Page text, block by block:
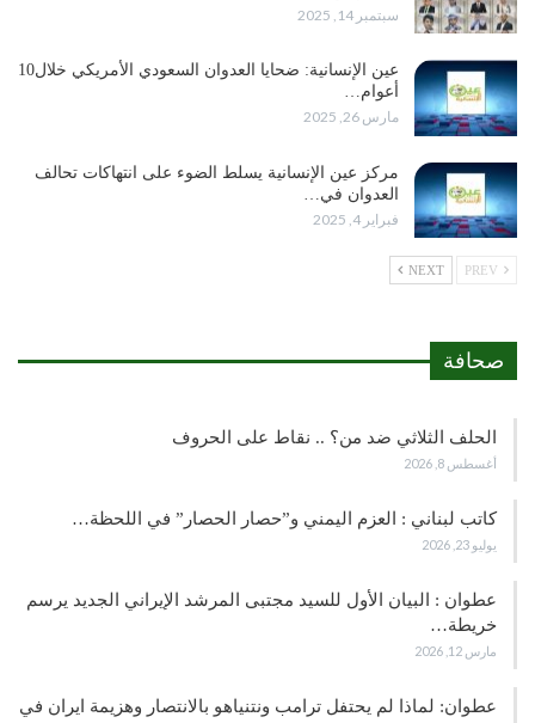
سبتمبر 14, 2025
عين الإنسانية: ضحايا العدوان السعودي الأمريكي خلال10
أعوام…
مارس 26, 2025
مركز عين الإنسانية يسلط الضوء على انتهاكات تحالف
العدوان في…
فبراير 4, 2025
NEXT
صحافة
الحلف الثلاثي ضد من؟ .. نقاط على الحروف
أغسطس 8, 2026
كاتب لبناني : العزم اليمني و”حصار الحصار” في اللحظة…
يوليو 23, 2026
عطوان : البيان الأول للسيد مجتبى المرشد الإيراني الجديد يرسم
خريطة…
مارس 12, 2026
عطوان: لماذا لم يحتفل ترامب ونتنياهو بالانتصار وهزيمة ايران في